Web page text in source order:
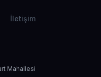
İletişim
Mahallesi